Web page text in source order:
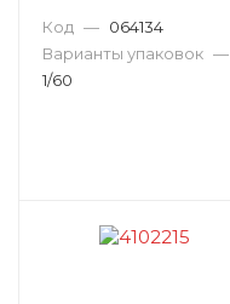
90Х90Х70 ММ 4105506
Код — 064134
Варианты упаковок —
1/60